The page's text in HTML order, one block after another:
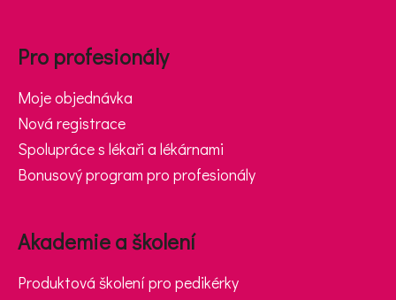
Pro profesionály
Moje objednávka
Nová registrace
Spolupráce s lékaři a lékárnami
Bonusový program pro profesionály
Akademie a školení
Produktová školení pro pedikérky